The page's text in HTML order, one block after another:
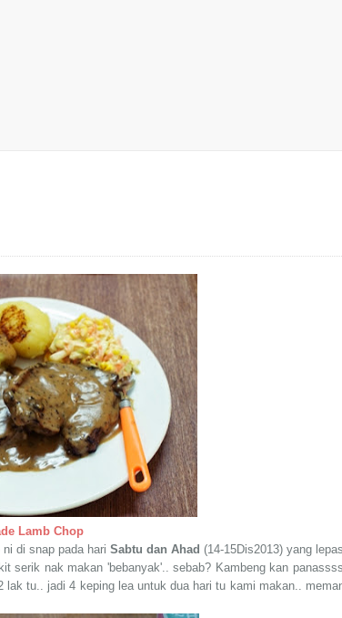
Lamb Chop
di snap pada hari Sabtu dan Ahad (14-15Dis2013) yang
serik nak makan 'bebanyak'.. sebab? Kambeng kan
tu.. jadi 4 keping lea untuk dua hari tu kami makan..